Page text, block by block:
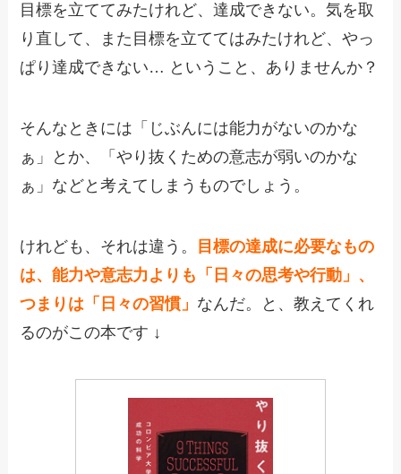
目標を立ててみたけれど、達成できない。気を取
り直して、また目標を立ててはみたけれど、やっ
ぱり達成できない… ということ、ありませんか？
そんなときには「じぶんには能力がないのかな
ぁ」とか、「やり抜くための意志が弱いのかな
ぁ」などと考えてしまうものでしょう。
けれども、それは違う。
目標の達成に必要なもの
は、能力や意志力よりも「日々の思考や行動」、
つまりは「日々の習慣」 なんだ。と、教えてくれ
るのがこの本です ↓